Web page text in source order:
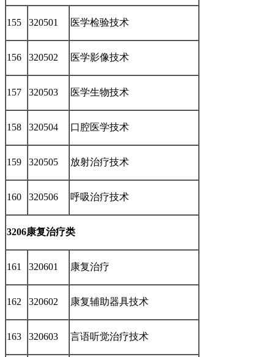
155 320501 医学检验技术
156 320502 医学影像技术
157 320503 医学生物技术
158 320504 口腔医学技术
159 320505 放射治疗技术
160 320506 呼吸治疗技术
3206康复治疗类
161 320601 康复治疗
162 320602 康复辅助器具技术
163 320603 言语听觉治疗技术